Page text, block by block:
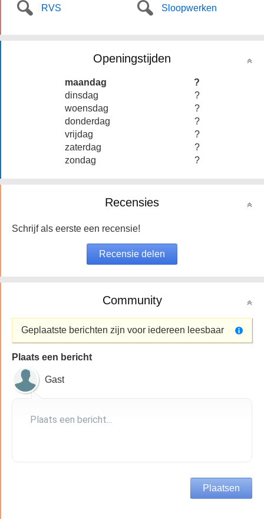
RVS Sloopwerken
Openingstijden
maandag
?
dinsdag
?
woensdag
?
donderdag
?
vrijdag
?
zaterdag
?
zondag
?
Recensies
Schrijf als eerste een recensie!
Community
Geplaatste berichten zijn voor iedereen leesbaar
Plaats een bericht
Gast